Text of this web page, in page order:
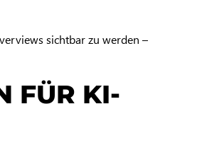
sichtbar zu werden –
FÜR KI-